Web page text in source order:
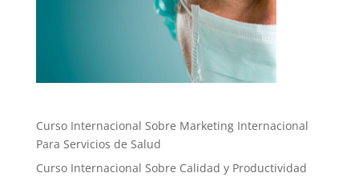
Curso Internacional Sobre Marketing Internacional
Para Servicios de Salud
Curso Internacional Sobre Calidad y Productividad